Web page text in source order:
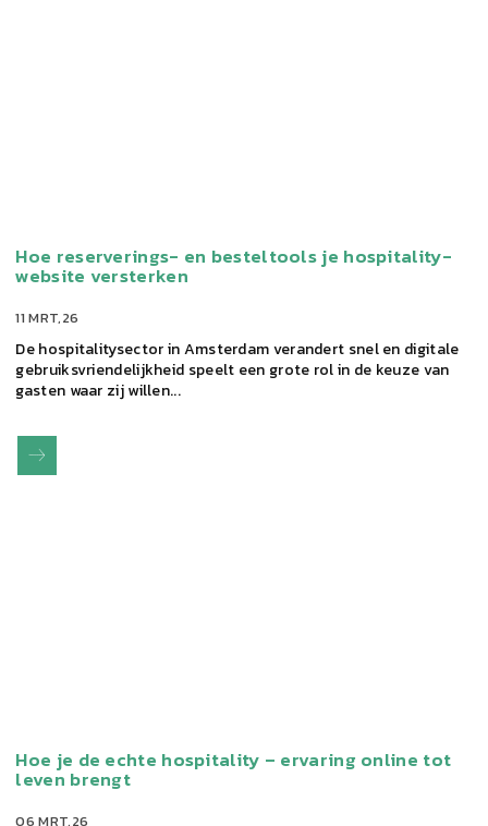
11 MRT,26
De hospitalitysector in Amsterdam verandert snel en digitale
gebruiksvriendelijkheid speelt een grote rol in de keuze van
gasten waar zij willen...
Hoe reserverings- en besteltools je hospitality-
website versterken
06 MRT,26
Hoe je de echte hospitality – ervaring online tot
leven brengt